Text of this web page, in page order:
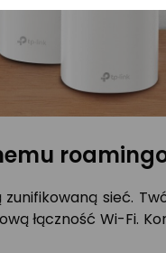
sieć.
łączność Wi-Fi.